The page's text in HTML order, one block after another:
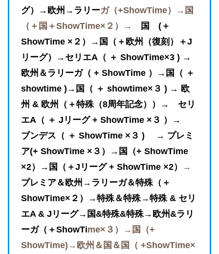
グ）→欧州 →ラリーガ（+ShowTime）→国
（＋国＋ShowTime×２）→
国 (＋
ShowTime ×２ ） →国（＋欧州
（復刻）＋J
リーグ）→セリエA（ ＋ ShowTime×3 ) →
欧州＆ラリーガ（ + ShowTime ）→国（ ＋
showtime )→国（ ＋ showtime×３ ) → 欧
州 & 欧州（＋特殊（8周年記念））→ セリ
エA（ ＋ Jリーグ + ShowTime ×３ ）→
ブンデス （ ＋ ShowTime ×３ ) → プレミ
ア(+ ShowTime ×３）→国（+ ShowTime
×2）→国
（＋Jリーグ + ShowTime ×2）
→
プレミア＆欧州→ラリーガ＆特殊（＋
ShowTime×２）→特殊＆特殊→特殊 & セリ
エA & Jリーグ→国&特殊&特殊→欧州&ラリ
ーガ（＋ShowTime×３ ）→国（+
ShowTime)→欧州＆国＆国
（ +ShowTime×